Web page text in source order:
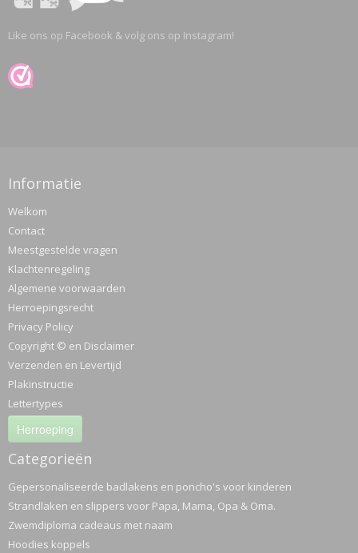
Like ons op Facebook & volg ons op Instagram!
Informatie
Welkom
Contact
Meestgestelde vragen
Klachtenregeling
Algemene voorwaarden
Herroepingsrecht
Privacy Policy
Copyright © en Disclaimer
Verzenden en Levertijd
Plakinstructie
Lettertypes
Herroeping
Categorieën
Gepersonaliseerde badlakens en poncho's voor kinderen
Strandlaken en slippers voor Papa, Mama, Opa & Oma.
Zwemdiploma cadeaus met naam
Hoodies koppels